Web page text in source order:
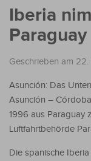
Iberia
Geschrieben am
Asunción: Das
Asunción –
1996 aus Paraguay
Luftfahrtbehörde
Die spanische